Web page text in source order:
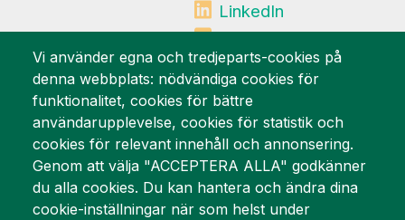
LinkedIn
Mynewsdesk
Vi är stolta över
Vi använder egna och tredjeparts-cookies på
denna webbplats: nödvändiga cookies för
funktionalitet, cookies för bättre
användarupplevelse, cookies för statistik och
cookies för relevant innehåll och annonsering.
Genom att välja "ACCEPTERA ALLA" godkänner
du alla cookies. Du kan hantera och ändra dina
cookie-inställningar när som helst under